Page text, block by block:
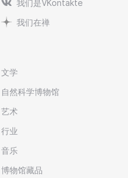
我们是VKontakte
我们在禅
文学
自然科学博物馆
艺术
行业
音乐
博物馆藏品